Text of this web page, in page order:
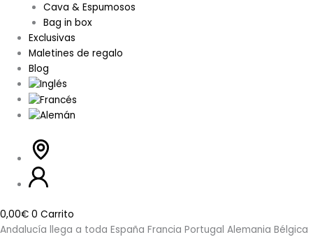
Cava & Espumosos
Bag in box
Exclusivas
Maletines de regalo
Blog
0,00€ 0 Carrito
Andalucía llega a toda España Francia Portugal Alemania Bélgica